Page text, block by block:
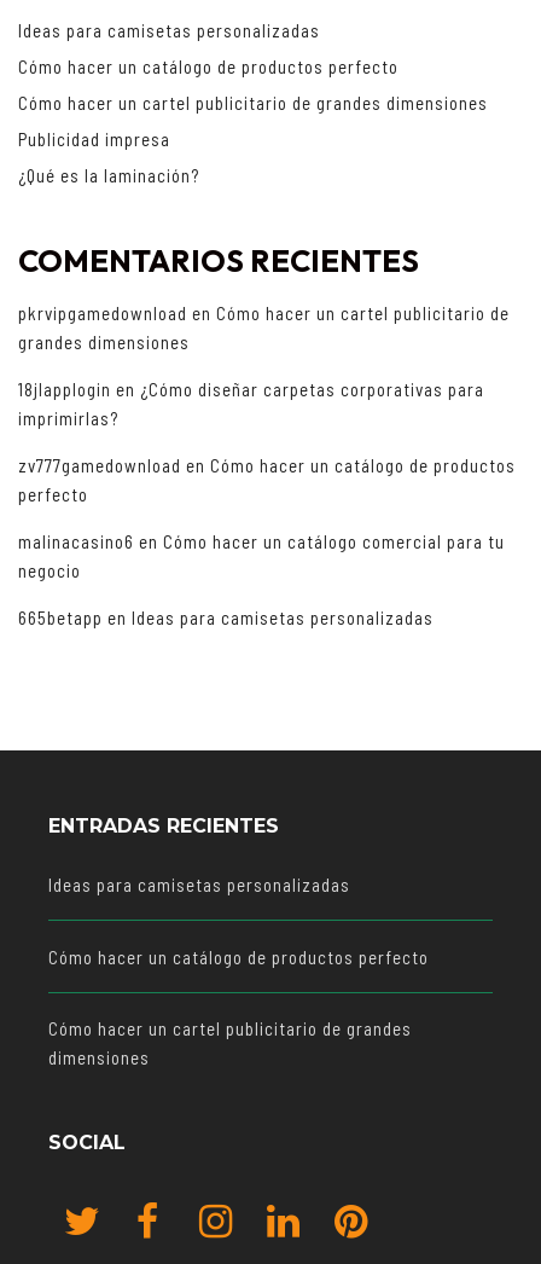
Ideas para camisetas personalizadas
Cómo hacer un catálogo de productos perfecto
Cómo hacer un cartel publicitario de grandes dimensiones
Publicidad impresa
¿Qué es la laminación?
COMENTARIOS RECIENTES
pkrvipgamedownload en Cómo hacer un cartel publicitario de
grandes dimensiones
18jlapplogin en ¿Cómo diseñar carpetas corporativas para
imprimirlas?
zv777gamedownload en Cómo hacer un catálogo de productos
perfecto
malinacasino6 en Cómo hacer un catálogo comercial para tu
negocio
665betapp en Ideas para camisetas personalizadas
ENTRADAS RECIENTES
Ideas para camisetas personalizadas
Cómo hacer un catálogo de productos perfecto
Cómo hacer un cartel publicitario de grandes
dimensiones
SOCIAL